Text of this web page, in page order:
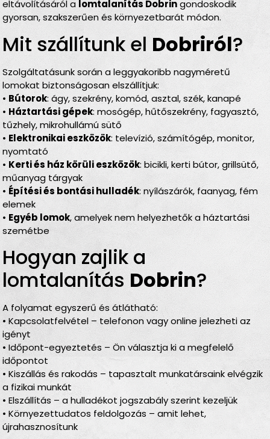
eltávolításáról a lomtalanítás Dobringondoskodik
gyorsan, szakszerűen és környezetbarát módon.
Mit szállítunk el Dobriról?
Szolgáltatásunk során a leggyakoribb nagyméretű
lomokat biztonságosan elszállítjuk:
• Bútorok: ágy, szekrény, komód, asztal, szék, kanapé
• Háztartási gépek: mosógép, hűtőszekrény, fagyasztó,
tűzhely, mikrohullámú sütő
• Elektronikai eszközök: televízió, számítógép, monitor,
nyomtató
• Kerti és ház körüli eszközök: bicikli, kerti bútor, grillsütő,
műanyag tárgyak
• Építési és bontási hulladék: nyílászárók, faanyag, fém
elemek
• Egyéb lomok, amelyek nem helyezhetők a háztartási
szemétbe
Hogyan zajlik a
lomtalanítás Dobrin?
A folyamat egyszerű és átlátható:
• Kapcsolatfelvétel – telefonon vagy online jelezheti az
igényt
• Időpont-egyeztetés – Ön választja ki a megfelelő
időpontot
• Kiszállás és rakodás – tapasztalt munkatársaink elvégzik
a fizikai munkát
• Elszállítás – a hulladékot jogszabály szerint kezeljük
• Környezettudatos feldolgozás – amit lehet,
újrahasznosítunk